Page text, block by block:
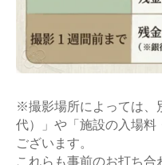
※撮影場所によっては、
代）」や「施設の入場料
ございます。
これらも事前のお打ち合